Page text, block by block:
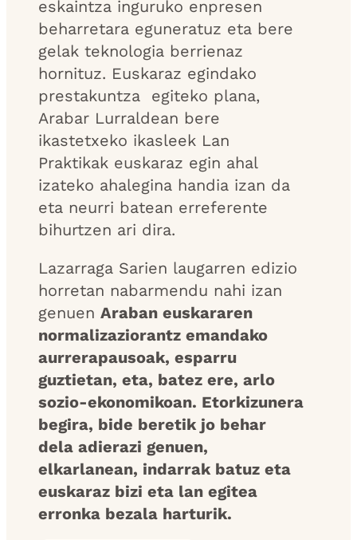
eskaintza inguruko enpresen
beharretara eguneratuz eta bere
gelak teknologia berrienaz
hornituz. Euskaraz egindako
prestakuntza egiteko plana,
Arabar Lurraldean bere
ikastetxeko ikasleek Lan
Praktikak euskaraz egin ahal
izateko ahalegina handia izan da
eta neurri batean erreferente
bihurtzen ari dira.
Lazarraga Sarien laugarren edizio
horretan nabarmendu nahi izan
genuen Araban euskararen
normalizaziorantz emandako
aurrerapausoak, esparru
guztietan, eta, batez ere, arlo
sozio-ekonomikoan. Etorkizunera
begira, bide beretik jo behar
dela adierazi genuen,
elkarlanean, indarrak batuz eta
euskaraz bizi eta lan egitea
erronka bezala harturik.